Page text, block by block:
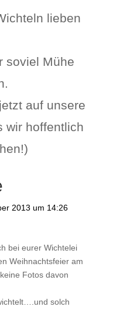
lieben
soviel Mühe
auf unsere
wir hoffentlich
2013 um 14:26
bei eurer Wichtelei
Weihnachtsfeier am
Fotos davon
solch